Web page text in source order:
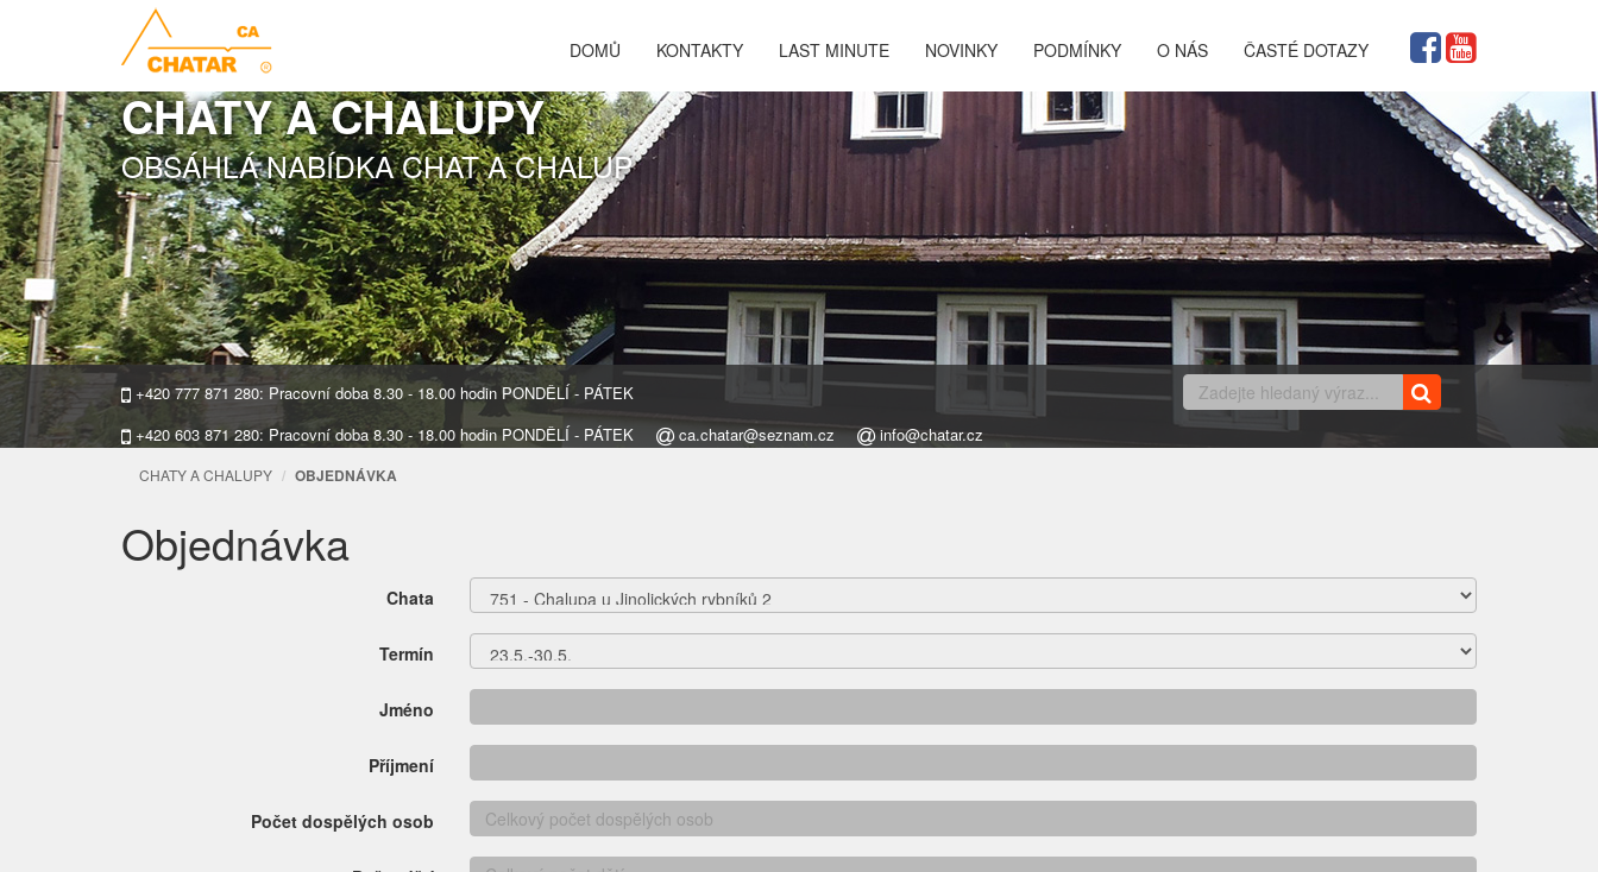
DOMŮ KONTAKTY LAST MINUTE NOVINKY PODMÍNKY O NÁS ČASTÉ DOTAZY
CHATY A CHALUPY
OBSÁHLÁ NABÍDKA CHAT A CHALUP
+420 777 871 280: Pracovní doba 8.30 - 18.00 hodin PONDĚLÍ - PÁTEK
+420 603 871 280: Pracovní doba 8.30 - 18.00 hodin PONDĚLÍ - PÁTEK
ca.chatar@seznam.cz info@chatar.cz
CHATY A CHALUPY OBJEDNÁVKA
Objednávka
Chata
Termín
Jméno
Příjmení
Počet dospělých osob